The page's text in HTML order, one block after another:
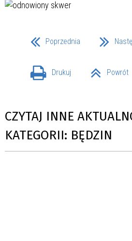
Poprzednia
Drukuj Powrót
CZYTAJ INNE
KATEGORII: BĘDZIN